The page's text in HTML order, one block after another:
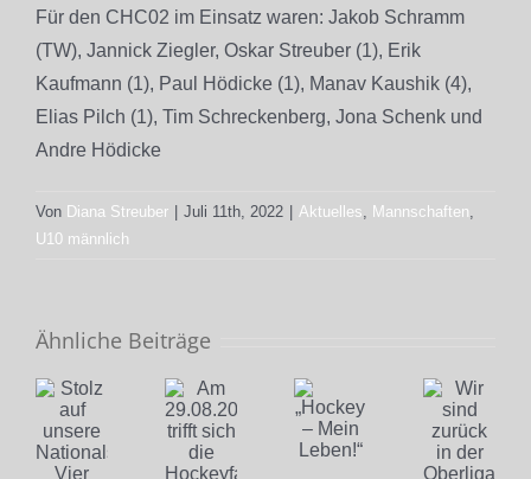
Für den CHC02 im Einsatz waren: Jakob Schramm
(TW), Jannick Ziegler, Oskar Streuber (1), Erik
Kaufmann (1), Paul Hödicke (1), Manav Kaushik (4),
Elias Pilch (1), Tim Schreckenberg, Jona Schenk und
Andre Hödicke
Von Diana Streuber Juli 11th, 2022 Aktuelles, Mannschaften,
U10 männlich
Ähnliche Beiträge